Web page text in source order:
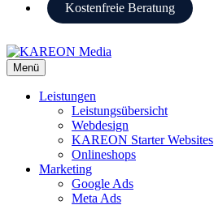
Kostenfreie Beratung
Menü
Leistungen
Leistungsübersicht
Webdesign
KAREON Starter Websites
Onlineshops
Marketing
Google Ads
Meta Ads